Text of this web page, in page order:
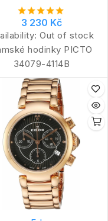
3 230 Kč
Out of stock
hodinky PICTO
34079-4114B